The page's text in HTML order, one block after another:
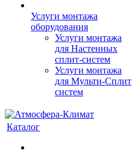
Услуги монтажа
оборудования
Услуги монтажа
для Настенных
сплит-систем
Услуги монтажа
для Мульти-Сплит
систем
Каталог